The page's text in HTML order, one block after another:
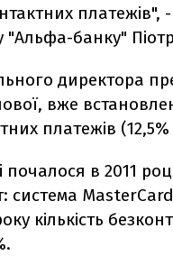
"Альфа-банку"
директора
вже
платежів (12,5%
почалося в 2011
система
кількість